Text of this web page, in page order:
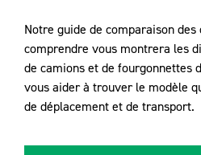
Notre guide de comparaison
comprendre vous montrera les
de camions et de fourgonnettes
vous aider à trouver le modèle
de déplacement et de transport.